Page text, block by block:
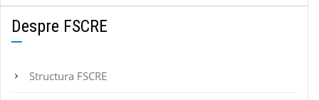
Despre FSCRE
Structura FSCRE